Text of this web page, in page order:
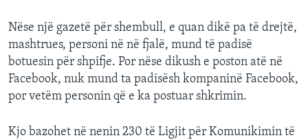
Nëse një gazetë për shembull, e quan dikë pa të drejtë,
mashtrues, personi në në fjalë, mund të padisë
botuesin për shpifje. Por nëse dikush e poston atë në
Facebook, nuk mund ta padisësh kompaninë Facebook,
por vetëm personin që e ka postuar shkrimin.
Kjo bazohet në nenin 230 të Ligjit për Komunikimin të